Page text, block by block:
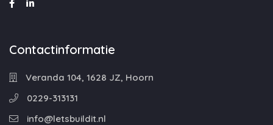
Contactinformatie
Veranda 104, 1628 JZ, Hoorn
0229-313131
info@letsbuildit.nl